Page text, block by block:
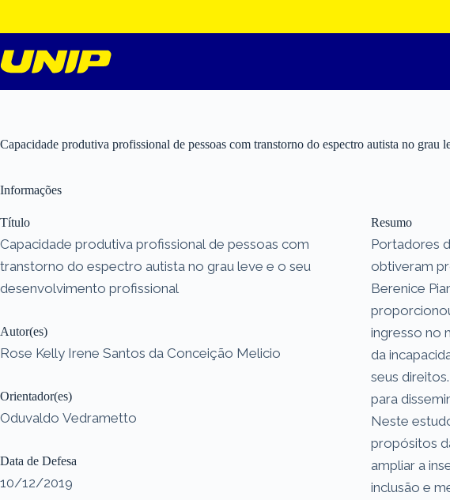
o
conteúdo
Capacidade produtiva profissional de pessoas com transtorno do espectro autista no grau
Informações
Título
Capacidade produtiva profissional de pessoas com
transtorno do espectro autista no grau leve e o seu
desenvolvimento profissional
Autor(es)
Rose Kelly Irene Santos da Conceição Melicio
Orientador(es)
Oduvaldo Vedrametto
Data de Defesa
10/12/2019
Resumo
Portadores
obtiveram
Berenice
ingresso no
da
seus
para
Neste
propósitos
ampliar a
inclusão e